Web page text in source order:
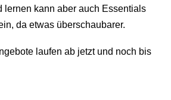
lernen kann aber auch Essentials
da etwas überschaubarer.
laufen ab jetzt und noch bis